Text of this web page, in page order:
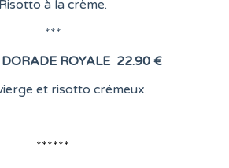
Risotto à la crème.
***
ROYALE 22.90 €
et risotto crémeux.
******